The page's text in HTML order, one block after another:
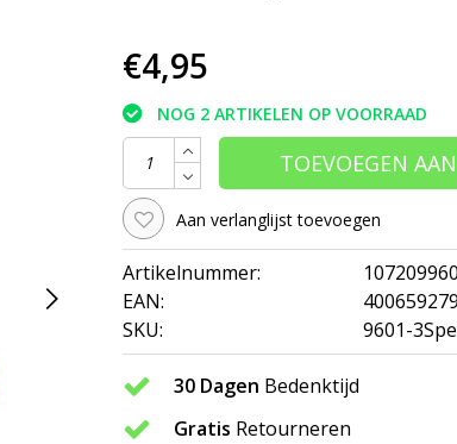
€4,95
NOG 2 ARTIKELEN OP VOORRAAD
TOEVOEGEN
Aan verlanglijst toevoegen
Artikelnummer:
107209960
EAN:
SKU:
9601-
30 Dagen Bedenktijd
Gratis Retourneren